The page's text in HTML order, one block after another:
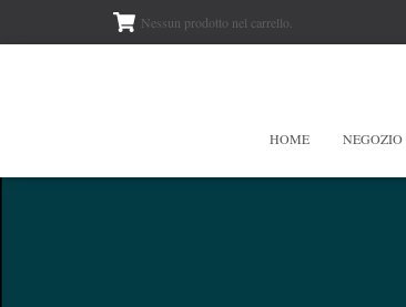
Nessun prodotto nel carrello.
HOME NEGOZIO